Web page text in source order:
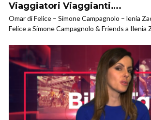
Viaggiatori Viaggianti….
Omar di Felice – Simone Campagnolo – lenia
Felice a Simone Campagnolo & Friends a Ilenia